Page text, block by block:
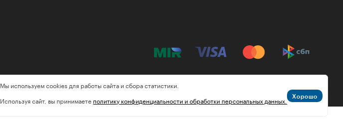
Мы используем cookies для работы сайта и сбора статистики.
Используя сайт, вы принимаете политику конфиденциальности и обработки персональных данных. Хорошо